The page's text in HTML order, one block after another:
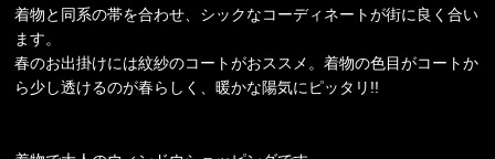
着物と同系の帯を合わせ、シックなコーディネートが街に良く合い
ます。
春のお出掛けには紋紗のコートがおススメ。着物の色目がコートか
ら少し透けるのが春らしく、暖かな陽気にピッタリ!!